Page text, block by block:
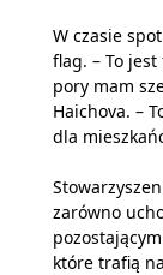
W czasie
flag. – To
pory mam
Haichova. –
dla
zarówno
które trafią